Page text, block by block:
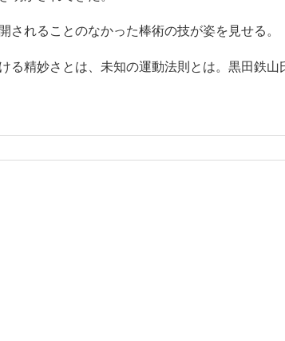
れることのなかった棒術の技が姿を見せる。
る精妙さとは、未知の運動法則とは。黒田鉄山